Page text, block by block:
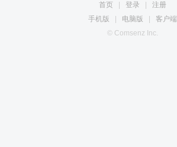
首页 登录
注册
手机版
电脑版
客户端
© Comsenz Inc.